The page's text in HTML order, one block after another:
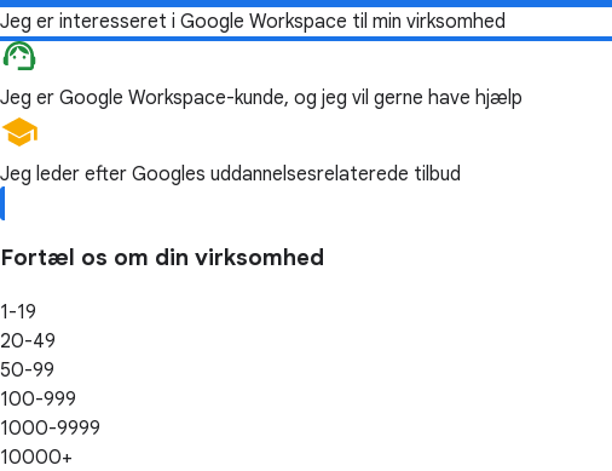
Jeg er interesseret i Google Workspace til min virksomhed
Jeg er Google Workspace-kunde, og jeg vil gerne have hjælp
Jeg leder efter Googles uddannelsesrelaterede tilbud
Fortæl os om din virksomhed
1-19
20-49
50-99
100-999
1000-9999
10000+